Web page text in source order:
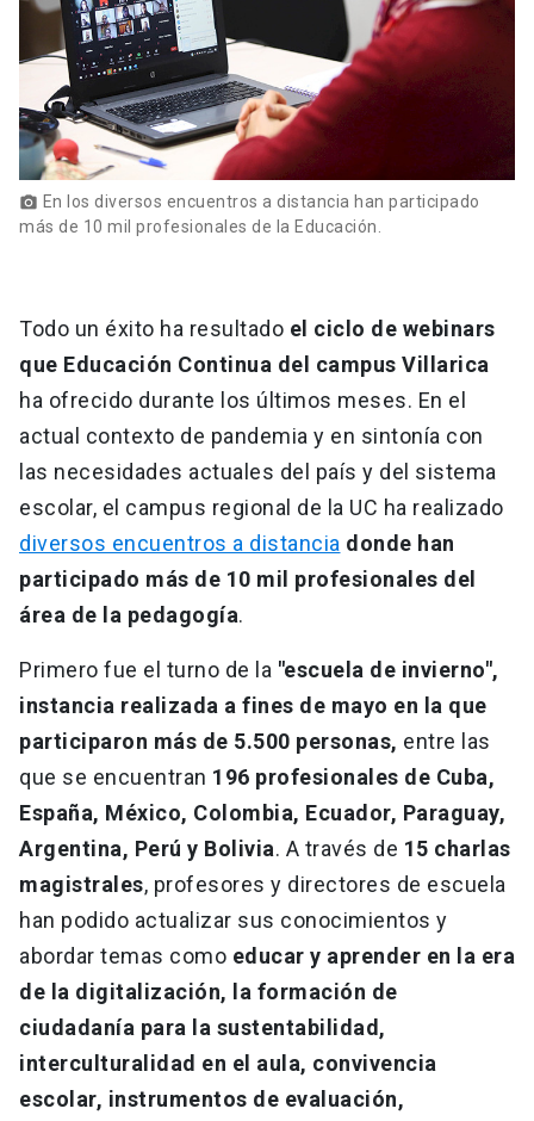
photo_camera En los diversos encuentros a distancia han participado
más de 10 mil profesionales de la Educación.
Todo un éxito ha resultado el ciclo de webinars
que Educación Continua del campus Villarica
ha ofrecido durante los últimos meses. En el
actual contexto de pandemia y en sintonía con
las necesidades actuales del país y del sistema
escolar, el campus regional de la UC ha realizado
diversos encuentros a distancia donde han
participado más de 10 mil profesionales del
área de la pedagogía.
Primero fue el turno de la "escuela de invierno",
instancia realizada a fines de mayo en la que
participaron más de 5.500 personas, entre las
que se encuentran 196 profesionales de Cuba,
España, México, Colombia, Ecuador, Paraguay,
Argentina, Perú y Bolivia. A través de 15 charlas
magistrales, profesores y directores de escuela
han podido actualizar sus conocimientos y
abordar temas como educar y aprender en la era
de la digitalización, la formación de
ciudadanía para la sustentabilidad,
interculturalidad en el aula, convivencia
escolar, instrumentos de evaluación,